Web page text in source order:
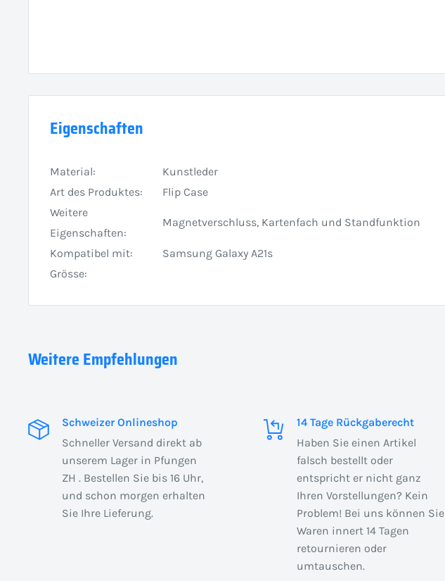
Eigenschaften
Material:
Kunstleder
Art des Produktes:
Flip Case
Weitere
Eigenschaften:
Magnetverschluss, Kartenfach und Standfunktion
Kompatibel mit:
Samsung Galaxy A21s
Grösse:
Weitere Empfehlungen
Schweizer Onlineshop
Schneller Versand direkt ab
unserem Lager in Pfungen
ZH . Bestellen Sie bis 16 Uhr,
und schon morgen erhalten
Sie Ihre Lieferung.
14 Tage Rückgaberecht
Haben Sie einen Artikel
falsch bestellt oder
entspricht er nicht ganz
Ihren Vorstellungen? Kein
Problem! Bei uns können Sie
Waren innert 14 Tagen
retournieren oder
umtauschen.